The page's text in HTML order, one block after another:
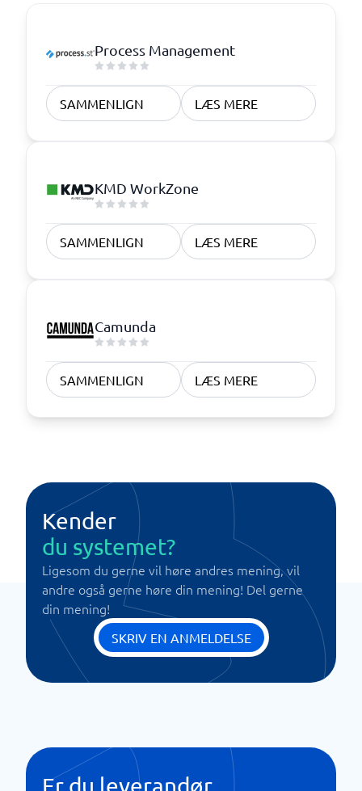
Process Management
SAMMENLIGN LÆS MERE
KMD WorkZone
SAMMENLIGN LÆS MERE
Camunda
SAMMENLIGN LÆS MERE
Kender
du systemet?
Ligesom du gerne vil høre andres mening, vil
andre også gerne høre din mening! Del gerne
din mening!
SKRIV EN ANMELDELSE